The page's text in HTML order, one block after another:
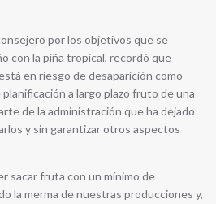
por los objetivos que se
con la piña tropical, recordó que
en riesgo de desaparición como
a largo plazo fruto de una
de la administración que ha dejado
y sin garantizar otros aspectos
sacar fruta con un mínimo de
la merma de nuestras producciones y,